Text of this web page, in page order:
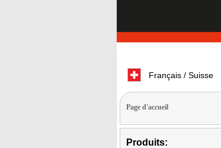
Français / Suisse
Page d'accueil
Produits: